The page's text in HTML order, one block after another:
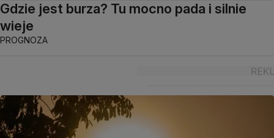
Gdzie jest burza? Tu mocno pada i silnie
wieje
PROGNOZA